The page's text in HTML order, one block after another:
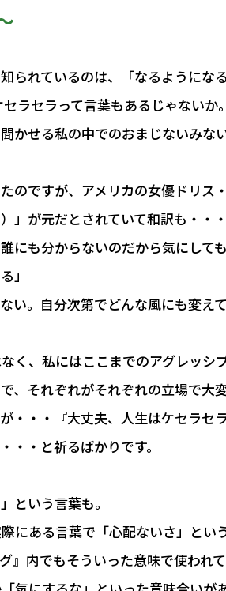
られているのは、「なるようにな
ラセラって言葉もあるじゃないか
かせる私の中でのおまじないみない
のですが、アメリカの女優ドリス
」が元だとされていて和訳も・・・
にも分からないのだから気にして
」
い。自分次第でどんな風にも変え
く、私にはここまでのアグレッシ
、それぞれがそれぞれの立場で大
・・・『大丈夫、人生はケセラセ
・・と祈るばかりです。
という言葉も。
にある言葉で「心配ないさ」とい
』内でもそういった意味で使われて